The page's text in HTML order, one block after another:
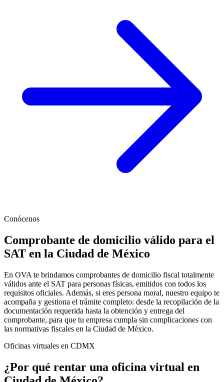
Conócenos
Comprobante de domicilio válido para el
SAT en la Ciudad de México
En OVA te brindamos comprobantes de domicilio fiscal totalmente
válidos ante el SAT para personas físicas, emitidos con todos los
requisitos oficiales. Además, si eres persona moral, nuestro equipo te
acompaña y gestiona el trámite completo: desde la recopilación de la
documentación requerida hasta la obtención y entrega del
comprobante, para que tu empresa cumpla sin complicaciones con
las normativas fiscales en la Ciudad de México.
Oficinas virtuales en CDMX
¿Por qué rentar una oficina virtual en